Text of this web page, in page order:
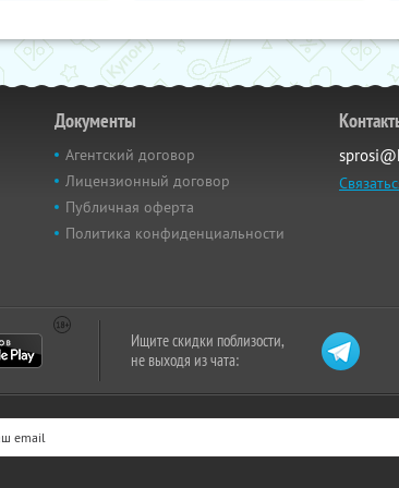
Документы
Агентский договор
Лицензионный договор
Публичная оферта
Политика конфиденциальности
Ищите скидки поблизости,
не выходя из чата: